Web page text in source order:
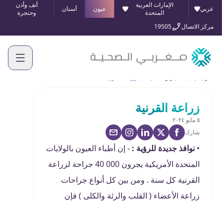
عربي
الإمارات العربية
المتحدة
عيون أسنان
أنف وأذن
وحنجرة
مركز الاتصال
19505
زراعة القرنية
٥ مايو ٢٠٢٤
شارك
• نوافذ جديدة للرؤية : - إن أطباء العيون بالولايات
المتحدة الأمريكية يجرون 000 40 جراحة لزراعة
القرنية كل سنة . ومن بين كل أنواع جراحات
زراعة الأعضاء ( القلب والرئة والكلى ) فإن